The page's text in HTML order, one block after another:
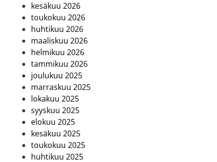
kesäkuu 2026
toukokuu 2026
huhtikuu 2026
maaliskuu 2026
helmikuu 2026
tammikuu 2026
joulukuu 2025
marraskuu 2025
lokakuu 2025
syyskuu 2025
elokuu 2025
kesäkuu 2025
toukokuu 2025
huhtikuu 2025